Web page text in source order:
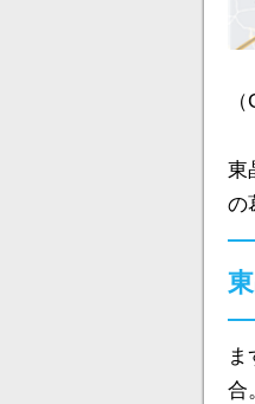
東
の
合